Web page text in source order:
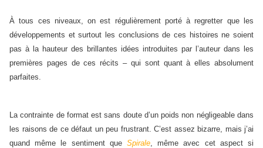
À tous ces niveaux, on est régulièrement porté à regretter que les
développements et surtout les conclusions de ces histoires ne soient
pas à la hauteur des brillantes idées introduites par l’auteur dans les
premières pages de ces récits – qui sont quant à elles absolument
parfaites.
La contrainte de format est sans doute d’un poids non négligeable dans
les raisons de ce défaut un peu frustrant. C’est assez bizarre, mais j’ai
quand même le sentiment que Spirale , même avec cet aspect si